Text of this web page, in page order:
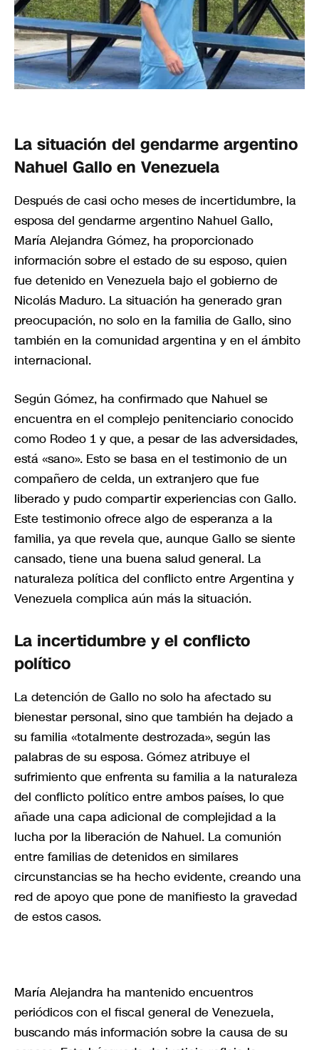
La situación del gendarme argentino
Nahuel Gallo en Venezuela
Después de casi ocho meses de incertidumbre, la
esposa del gendarme argentino Nahuel Gallo,
María Alejandra Gómez, ha proporcionado
información sobre el estado de su esposo, quien
fue detenido en Venezuela bajo el gobierno de
Nicolás Maduro. La situación ha generado gran
preocupación, no solo en la familia de Gallo, sino
también en la comunidad argentina y en el ámbito
internacional.
Según Gómez, ha confirmado que Nahuel se
encuentra en el complejo penitenciario conocido
como Rodeo 1 y que, a pesar de las adversidades,
está «sano». Esto se basa en el testimonio de un
compañero de celda, un extranjero que fue
liberado y pudo compartir experiencias con Gallo.
Este testimonio ofrece algo de esperanza a la
familia, ya que revela que, aunque Gallo se siente
cansado, tiene una buena salud general. La
naturaleza política del conflicto entre Argentina y
Venezuela complica aún más la situación.
La incertidumbre y el conflicto
político
La detención de Gallo no solo ha afectado su
bienestar personal, sino que también ha dejado a
su familia «totalmente destrozada», según las
palabras de su esposa. Gómez atribuye el
sufrimiento que enfrenta su familia a la naturaleza
del conflicto político entre ambos países, lo que
añade una capa adicional de complejidad a la
lucha por la liberación de Nahuel. La comunión
entre familias de detenidos en similares
circunstancias se ha hecho evidente, creando una
red de apoyo que pone de manifiesto la gravedad
de estos casos.
María Alejandra ha mantenido encuentros
periódicos con el fiscal general de Venezuela,
buscando más información sobre la causa de su